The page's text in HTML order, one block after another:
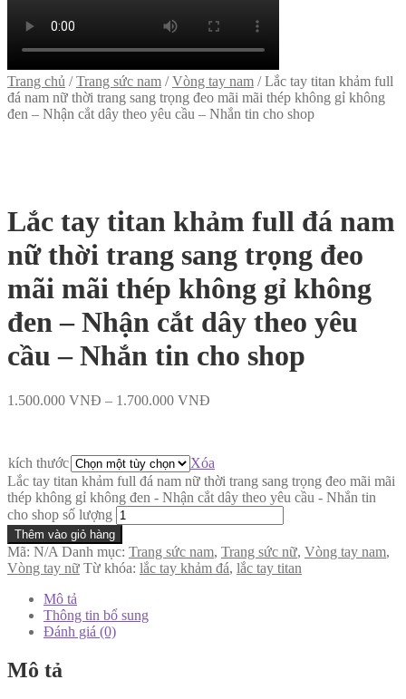
Trang chủ /Trang sức nam /Vòng tay nam /Lắc tay titan khảm full
đá nam nữ thời trang sang trọng đeo mãi mãi thép không gỉ không
đen – Nhận cắt dây theo yêu cầu – Nhắn tin cho shop
Lắc tay titan khảm full đá nam
nữ thời trang sang trọng đeo
mãi mãi thép không gỉ không
đen – Nhận cắt dây theo yêu
cầu – Nhắn tin cho shop
1.500.000 VNĐ – 1.700.000 VNĐ
kích thước
Xóa
Lắc tay titan khảm full đá nam nữ thời trang sang trọng đeo mãi mãi
thép không gỉ không đen - Nhận cắt dây theo yêu cầu - Nhắn tin
cho shop số lượng
Thêm vào giỏ hàng
Mã: N/A Danh mục: Trang sức nam, Trang sức nữ, Vòng tay nam,
Vòng tay nữ Từ khóa: lắc tay khảm đá, lắc tay titan
Mô tả
Thông tin bổ sung
Đánh giá (0)
Mô tả